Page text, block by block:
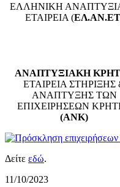
ΕΛΛΗΝΙΚΗ
ΕΤΑΙΡΕΙΑ (ΕΛ.ΑΝ.ΕΤ
ΑΝΑΠΤΥΞΙΑΚΗ
ΕΤΑΙΡΕΙΑ ΣΤΗΡΙΞΗΣ
ΑΝΑΠΤΥΞΗΣ ΤΩΝ
ΕΠΙΧΕΙΡΗΣΕΩΝ
(ΑΝΚ)
Δείτε εδώ.
11/10/2023